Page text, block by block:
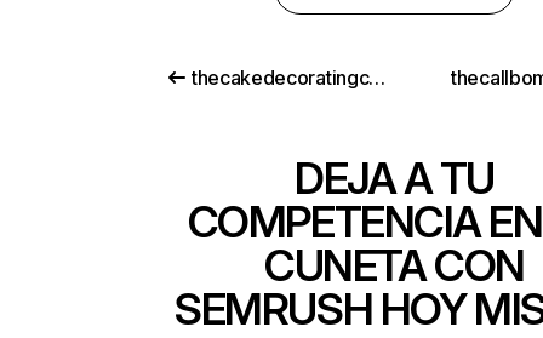
thecakedecoratingcompany.co.uk
DEJA A TU
COMPETENCIA
CUNETA CON
SEMRUSH HOY